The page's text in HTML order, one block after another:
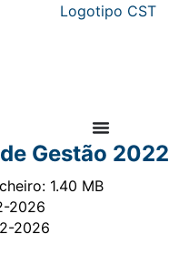
Gestão 2022
1.40 MB
2026
2026